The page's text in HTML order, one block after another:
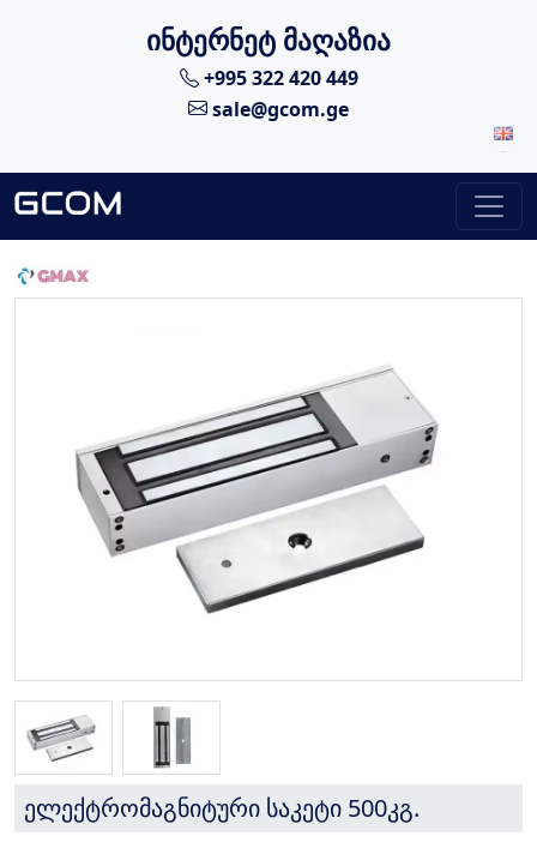
ინტერნეტ მაღაზია
+995 322 420 449
sale@gcom.ge
ელექტრომაგნიტური საკეტი 500კგ.